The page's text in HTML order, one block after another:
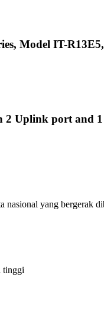
Model IT-
2 Uplink port and
nasional yang bergerak
tinggi